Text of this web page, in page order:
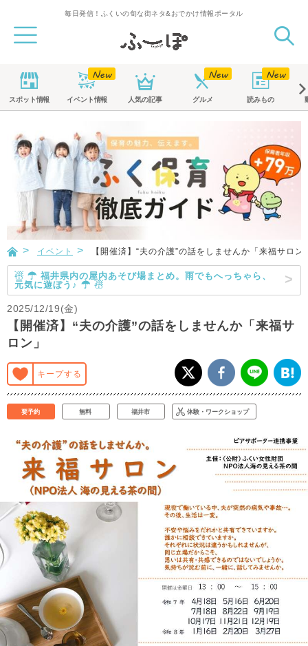
毎日発信！ふくいの旬な街ネタ&おでかけ情報ポータル
スポット情報 イベント情報 人気の記事 グルメ 読みもの
イベント 【開催済】“夫の介護”の話をしませんか「来福サロン
☃ ☂ 福井県内の屋内あそび場まとめ。雨でもへっちゃら、
元気に遊ぼう♪ ☂ ☃
2025/12/19(金)
【開催済】“夫の介護”の話をしませんか「来福サ
ロン」
キープする
要予約 無料 福井市 体験・ワークショップ